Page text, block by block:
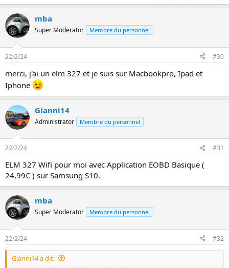
mba
Super Moderator Membre du personnel
22/2/24 #30
merci, j'ai un elm 327 et je suis sur Macbookpro, Ipad et
Iphone
Gianni14
Administrator Membre du personnel
22/2/24 #31
ELM 327 Wifi pour moi avec Application EOBD Basique (
24,99€ ) sur Samsung S10.
mba
Super Moderator Membre du personnel
22/2/24 #32
Gianni14 a dit: